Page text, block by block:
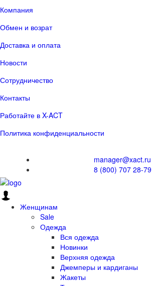
Компания
Обмен и возрат
Доставка и оплата
Новости
Сотрудничество
Контакты
Работайте в X-ACT
Политика конфиденциальности
manager@xact.ru
8 (800) 707 28-79
Женщинам
Sale
Одежда
Вся одежда
Новинки
Верхняя одежда
Джемперы и кардиганы
Жакеты